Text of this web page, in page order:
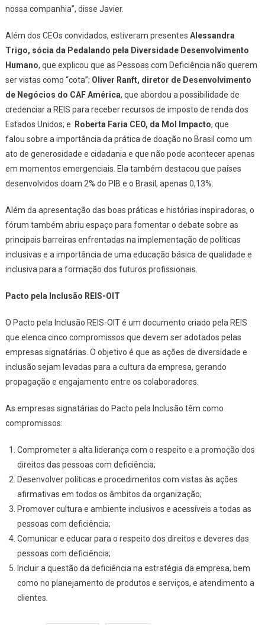
nossa companhia”, disse Javier.
Além dos CEOs convidados, estiveram presentes Alessandra
Trigo, sócia da Pedalando pela Diversidade Desenvolvimento
Humano, que explicou que as Pessoas com Deficiência não querem
ser vistas como “cota”; Oliver Ranft, diretor de Desenvolvimento
de Negócios do CAF América, que abordou a possibilidade de
credenciar a REIS para receber recursos de imposto de renda dos
Estados Unidos; e
Roberta Faria CEO, da Mol Impacto, que
falou sobre a importância da prática de doação no Brasil como um
ato de generosidade e cidadania e que não pode acontecer apenas
em momentos emergenciais. Ela também destacou que países
desenvolvidos doam 2% do PIB e o Brasil, apenas 0,13%.
Além da apresentação das boas práticas e histórias inspiradoras, o
fórum também abriu espaço para fomentar o debate sobre as
principais barreiras enfrentadas na implementação de políticas
inclusivas e a importância de uma educação básica de qualidade e
inclusiva para a formação dos futuros profissionais.
Pacto pela Inclusão REIS-OIT
O Pacto pela Inclusão REIS-OIT é um documento criado pela REIS
que elenca cinco compromissos que devem ser adotados pelas
empresas signatárias. O objetivo é que as ações de diversidade e
inclusão sejam levadas para a cultura da empresa, gerando
propagação e engajamento entre os colaboradores.
As empresas signatárias do Pacto pela Inclusão têm como
compromissos:
Comprometer a alta liderança com o respeito e a promoção dos
direitos das pessoas com deficiência;
Desenvolver políticas e procedimentos com vistas às ações
afirmativas em todos os âmbitos da organização;
Promover cultura e ambiente inclusivos e acessíveis a todas as
pessoas com deficiência;
Comunicar e educar para o respeito dos direitos e deveres das
pessoas com deficiência;
Incluir a questão da deficiência na estratégia da empresa, bem
como no planejamento de produtos e serviços, e atendimento a
clientes.